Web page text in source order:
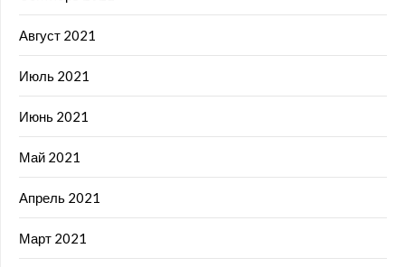
Август 2021
Июль 2021
Июнь 2021
Май 2021
Апрель 2021
Март 2021